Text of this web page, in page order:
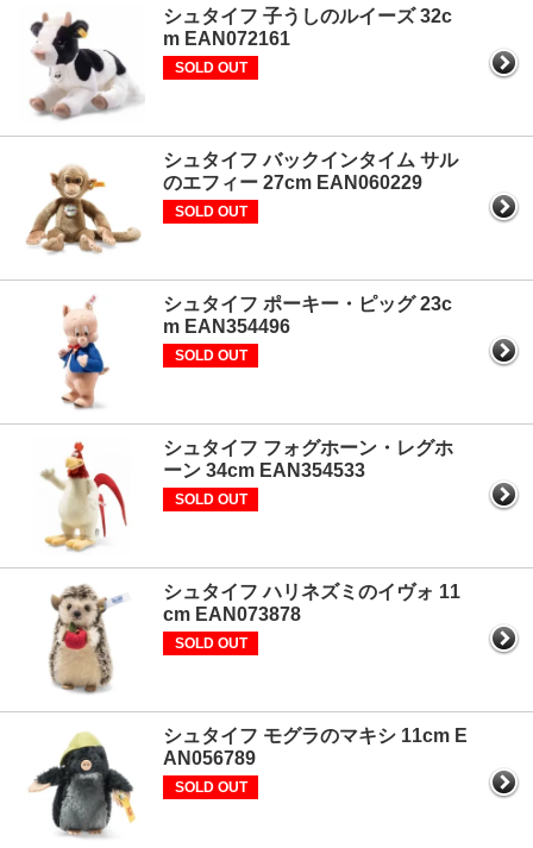
シュタイフ 子うしのルイーズ 32c
m EAN072161
SOLD OUT
シュタイフ バックインタイム サル
のエフィー 27cm EAN060229
SOLD OUT
シュタイフ ポーキー・ピッグ 23c
m EAN354496
SOLD OUT
シュタイフ フォグホーン・レグホ
ーン 34cm EAN354533
SOLD OUT
シュタイフ ハリネズミのイヴォ 11
cm EAN073878
SOLD OUT
シュタイフ モグラのマキシ 11cm E
AN056789
SOLD OUT